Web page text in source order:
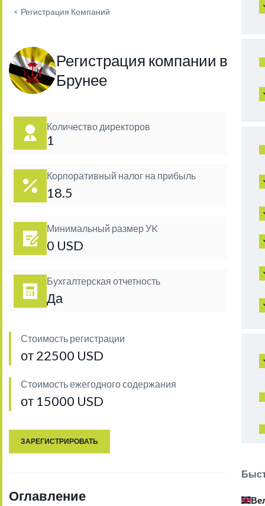
< Регистрация Компаний
Регистрация компании в
Брунее
Количество директоров
1
Корпоративный налог на прибыль
18.5
Минимальный размер УK
0 USD
Бухгалтерская отчетность
Да
Стоимость регистрации
от 22500 USD
Стоимость ежегодного содержания
от 15000 USD
ЗАРЕГИСТРИРОВАТЬ
Оглавление